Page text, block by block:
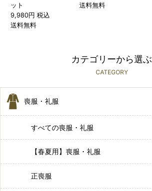
ット
9,980円 税込
送料無料
送料無料
カテゴリーから選ぶ
CATEGORY
喪服・礼服
すべての喪服・礼服
【春夏用】喪服・礼服
正喪服